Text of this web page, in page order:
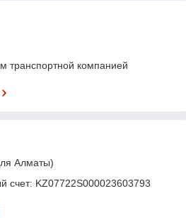
транспортной компанией
Алматы)
счет: KZ07722S000023603793